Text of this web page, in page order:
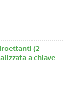
(2
a chiave